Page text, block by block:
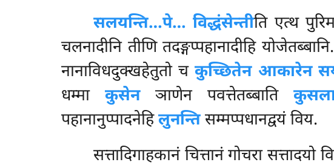
सलयन्ति…पे… विद्धंसेन्तीति एत्थ
चलनादीनि तीणि तदङ्गप्पहानादीहि
नानाविधदुक्खहेतुतो चकुच्छितेन आकारेन
धम्मा कुसेनञाणेन पवत्तेतब्बाति
पहानानुप्पादनेहिलुनन्तिसम्मप्पधानद्वयं विय.
सत्तादिगाहकानं चित्तानं गोचरा